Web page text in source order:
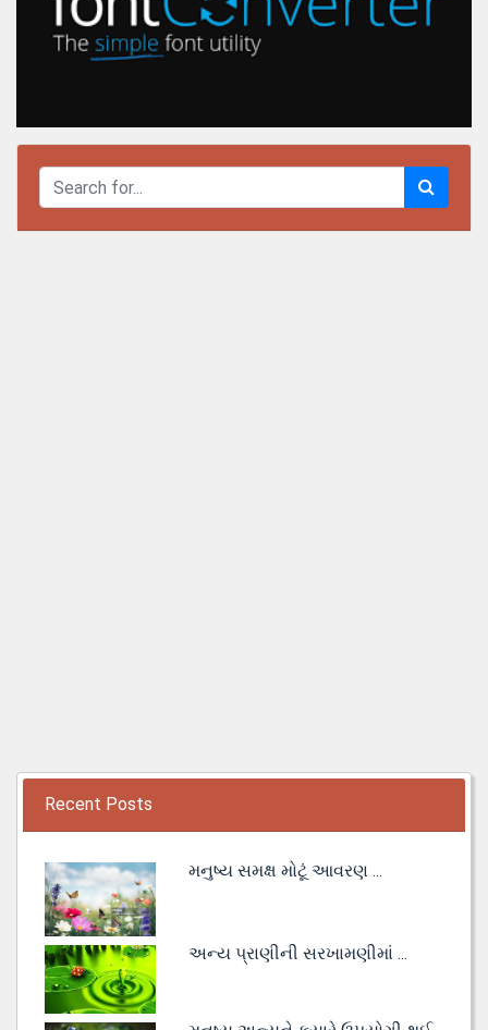
Recent Posts
મનુષ્ય સમક્ષ મોટૂં આવરણ ...
અન્ય પ્રાણીની સરખામણીમાં ...